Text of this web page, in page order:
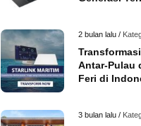
2 bulan lalu /
Antar-Pulau
Feri di
3 bulan lalu /